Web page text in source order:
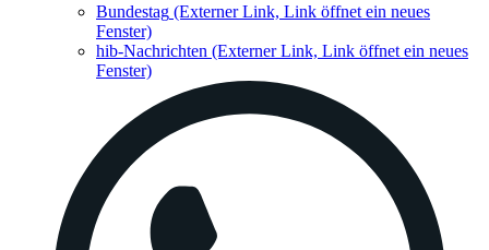
Bundestag (Externer Link, Link öffnet ein neues
Fenster)
hib-Nachrichten (Externer Link, Link öffnet ein neues
Fenster)